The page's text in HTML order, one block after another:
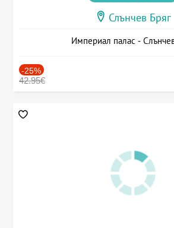
Слънчев Бряг
Империал палас -
-25%
42.95€